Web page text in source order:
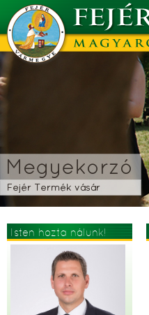
Isten hozta nálunk!